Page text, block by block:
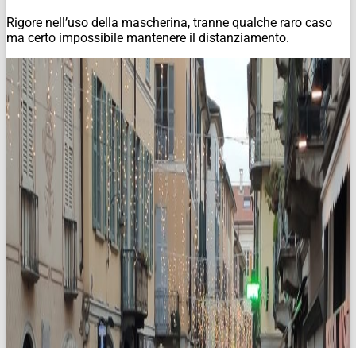
Rigore nell’uso della mascherina, tranne qualche raro caso
ma certo impossibile mantenere il distanziamento.